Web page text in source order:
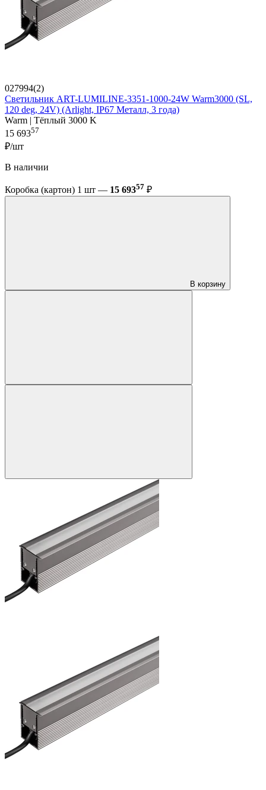
027994(2)
Светильник ART-LUMILINE-3351-1000-24W Warm3000 (SL,
120 deg, 24V) (Arlight, IP67 Металл, 3 года)
Warm | Тёплый 3000 K
15 69357
₽/шт
В наличии
Коробка (картон) 1 шт — 15 69357 ₽
В корзину